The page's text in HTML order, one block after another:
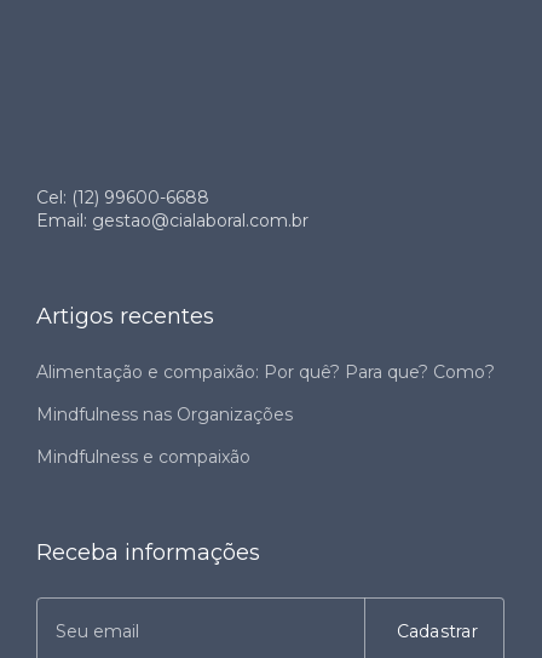
Cel: (12) 99600-6688
Email: gestao@cialaboral.com.br
Artigos recentes
Alimentação e compaixão: Por quê? Para que? Como?
Mindfulness nas Organizações
Mindfulness e compaixão
Receba informações
Cadastrar